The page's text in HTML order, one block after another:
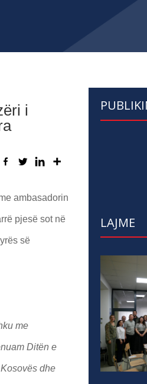
i
ambasadorin
pjesë sot në
së
me
Ditën e
dhe
LAJME